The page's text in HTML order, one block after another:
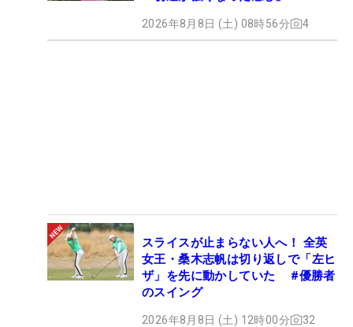
2026年8月8日 (土) 08時56分 4
スライスが止まらない人へ！ 全英
女王・桑木志帆は切り返しで「左ヒ
ザ」を先に動かしていた #優勝者
のスイング
2026年8月8日 (土) 12時00分 32